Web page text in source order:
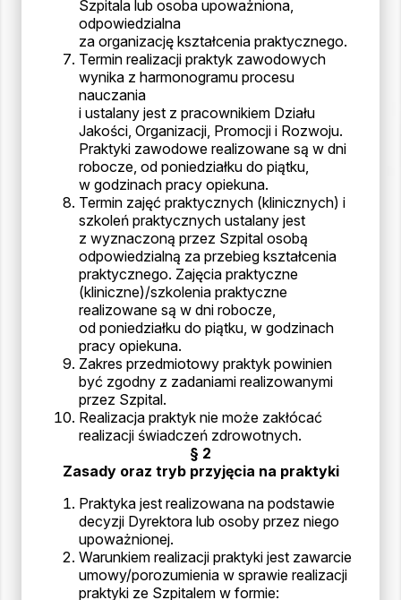
Szpitala lub osoba upoważniona,
odpowiedzialna
za organizację kształcenia praktycznego.
Termin realizacji praktyk zawodowych
wynika z harmonogramu procesu
nauczania
i ustalany jest z pracownikiem Działu
Jakości, Organizacji, Promocji i Rozwoju.
Praktyki zawodowe realizowane są w dni
robocze, od poniedziałku do piątku,
w godzinach pracy opiekuna.
Termin zajęć praktycznych (klinicznych) i
szkoleń praktycznych ustalany jest
z wyznaczoną przez Szpital osobą
odpowiedzialną za przebieg kształcenia
praktycznego. Zajęcia praktyczne
(kliniczne)/szkolenia praktyczne
realizowane są w dni robocze,
od poniedziałku do piątku, w godzinach
pracy opiekuna.
Zakres przedmiotowy praktyk powinien
być zgodny z zadaniami realizowanymi
przez Szpital.
Realizacja praktyk nie może zakłócać
realizacji świadczeń zdrowotnych.
§ 2
Zasady oraz tryb przyjęcia na praktyki
Praktyka jest realizowana na podstawie
decyzji Dyrektora lub osoby przez niego
upoważnionej.
Warunkiem realizacji praktyki jest zawarcie
umowy/porozumienia w sprawie realizacji
praktyki ze Szpitalem w formie: